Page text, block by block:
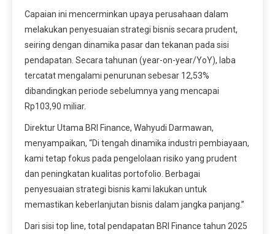
Capaian ini mencerminkan upaya perusahaan dalam
melakukan penyesuaian strategi bisnis secara prudent,
seiring dengan dinamika pasar dan tekanan pada sisi
pendapatan. Secara tahunan (year-on-year/YoY), laba
tercatat mengalami penurunan sebesar 12,53%
dibandingkan periode sebelumnya yang mencapai
Rp103,90 miliar.
Direktur Utama BRI Finance, Wahyudi Darmawan,
menyampaikan, “Di tengah dinamika industri pembiayaan,
kami tetap fokus pada pengelolaan risiko yang prudent
dan peningkatan kualitas portofolio. Berbagai
penyesuaian strategi bisnis kami lakukan untuk
memastikan keberlanjutan bisnis dalam jangka panjang.”
Dari sisi top line, total pendapatan BRI Finance tahun 2025